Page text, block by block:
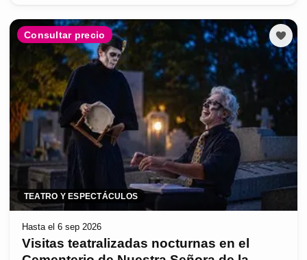
Consultar precio
TEATRO Y ESPECTÁCULOS
Hasta el 6 sep 2026
Visitas teatralizadas nocturnas en el